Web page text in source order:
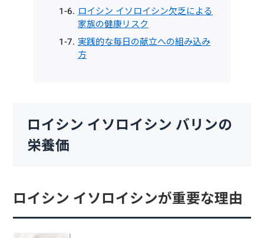
ロイシン イソロイシン欠乏による
家族の健康リスク
実践的な毎日の献立への組み込み
方
ロイシン イソロイシン バリンの
栄養価
ロイシン イソロイシンが重要な理由